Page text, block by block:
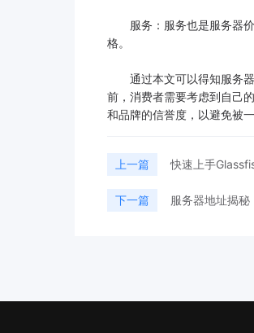
服务：服务也是服务器价
格。
通过本文可以得知服务器
前，消费者需要考虑到自己
和品牌的信誉度，以避免被
上一篇 快速上手
下一篇 服务器地址揭